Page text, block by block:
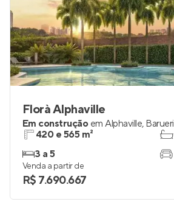
Florà Alphaville
Em construção em Alphaville, Barueri
420 e 565 m²
3 a 5
Venda a partir de
R$ 7.690.667